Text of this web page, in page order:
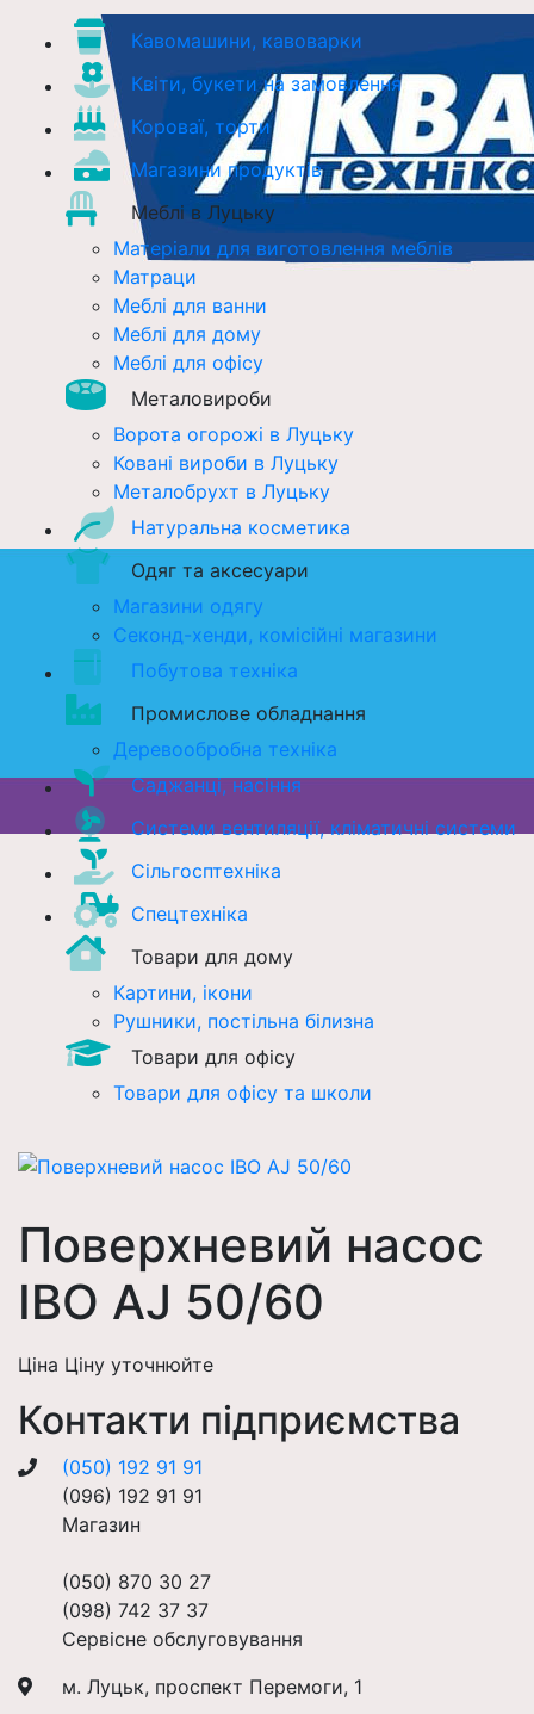
Кавомашини, кавоварки
Квіти, букети на замовлення
Короваї, торти
Магазини продуктів
Меблі в Луцьку
Матеріали для виготовлення меблів
Матраци
Меблі для ванни
Меблі для дому
Меблі для офісу
Металовироби
Ворота огорожі в Луцьку
Ковані вироби в Луцьку
Металобрухт в Луцьку
Натуральна косметика
Одяг та аксесуари
Магазини одягу
Секонд-хенди, комісійні магазини
Побутова техніка
Промислове обладнання
Деревообробна техніка
Саджанці, насіння
Системи вентиляції, кліматичні системи
Сільгосптехніка
Спецтехніка
Товари для дому
Картини, ікони
Рушники, постільна білизна
Товари для офісу
Товари для офісу та школи
Поверхневий насос
IBO AJ 50/60
Ціна Ціну уточнюйте
Контакти підприємства
(050) 192 91 91
(096) 192 91 91
Магазин
(050) 870 30 27
(098) 742 37 37
Сервісне обслуговування
м. Луцьк, проспект Перемоги, 1